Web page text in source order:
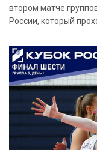
втором матче
России, который